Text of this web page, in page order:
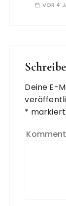
VOR 4
Deine E-
* markiert